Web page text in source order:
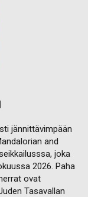
jännittävimpään
and
joka
2026. Paha
ovat
Tasavallan